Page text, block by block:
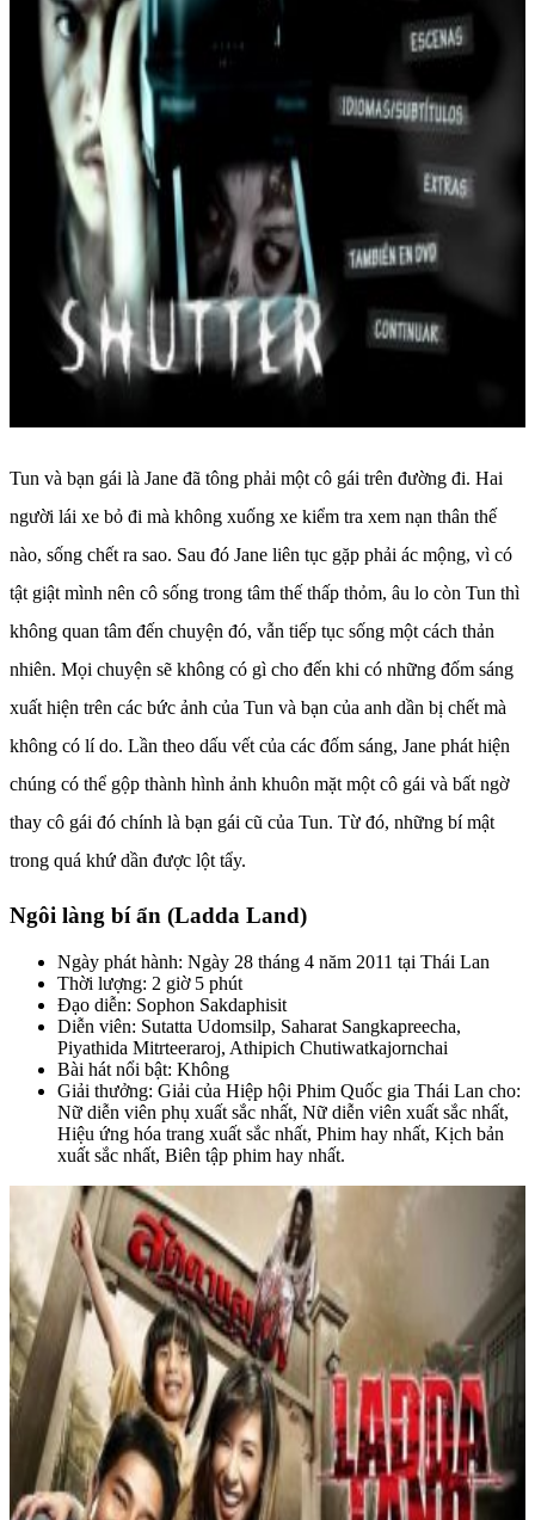
Tun và bạn gái là Jane đã tông phải một cô gái trên đường đi. Hai
người lái xe bỏ đi mà không xuống xe kiểm tra xem nạn thân thế
nào, sống chết ra sao. Sau đó Jane liên tục gặp phải ác mộng, vì có
tật giật mình nên cô sống trong tâm thế thấp thỏm, âu lo còn Tun thì
không quan tâm đến chuyện đó, vẫn tiếp tục sống một cách thản
nhiên. Mọi chuyện sẽ không có gì cho đến khi có những đốm sáng
xuất hiện trên các bức ảnh của Tun và bạn của anh dần bị chết mà
không có lí do. Lần theo dấu vết của các đốm sáng, Jane phát hiện
chúng có thể gộp thành hình ảnh khuôn mặt một cô gái và bất ngờ
thay cô gái đó chính là bạn gái cũ của Tun. Từ đó, những bí mật
trong quá khứ dần được lột tẩy.
Ngôi làng bí ẩn (Ladda Land)
Ngày phát hành: Ngày 28 tháng 4 năm 2011 tại Thái Lan
Thời lượng: 2 giờ 5 phút
Đạo diễn: Sophon Sakdaphisit
Diễn viên: Sutatta Udomsilp, Saharat Sangkapreecha,
Piyathida Mitrteeraroj, Athipich Chutiwatkajornchai
Bài hát nổi bật: Không
Giải thưởng: Giải của Hiệp hội Phim Quốc gia Thái Lan cho:
Nữ diễn viên phụ xuất sắc nhất, Nữ diễn viên xuất sắc nhất,
Hiệu ứng hóa trang xuất sắc nhất, Phim hay nhất, Kịch bản
xuất sắc nhất, Biên tập phim hay nhất.